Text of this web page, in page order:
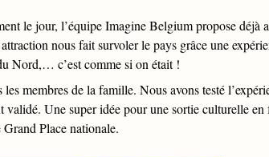
le jour, l’équipe Imagine Belgium propose déjà
nous fait survoler le pays grâce une
Nord,… c’est comme si on était !
membres de la famille. Nous avons testé
validé. Une super idée pour une sortie culturelle
Place nationale.